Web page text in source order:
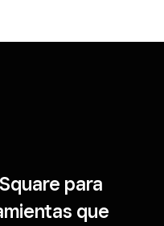
para
que